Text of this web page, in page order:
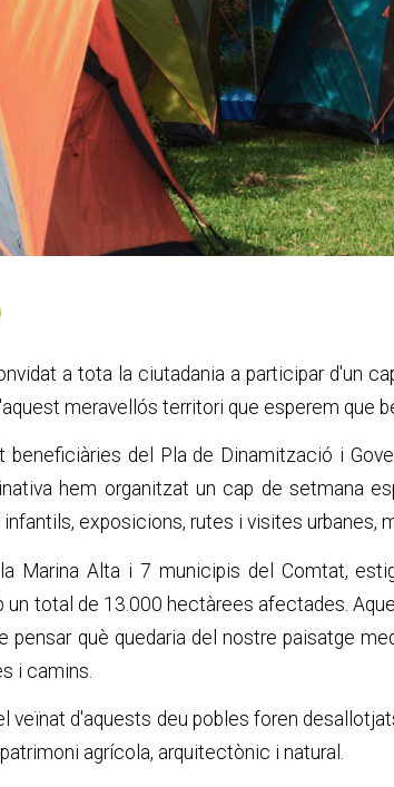
a tota la ciutadania a participar d'un
meravellós territori que esperem que
del Pla de Dinamització i
hem organitzat un cap de setmana
exposicions, rutes i visites urbanes,
Marina Alta i 7 municipis del Comtat,
total de 13.000 hectàrees afectades.
pensar què quedaria del nostre paisatge
i camins.
veïnat d'aquests deu pobles foren
agrícola, arquitectònic i natural.